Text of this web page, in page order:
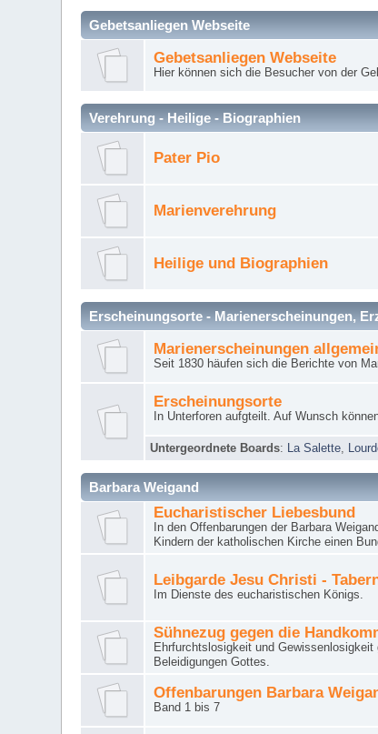
Gebetsanliegen Webseite
Gebetsanliegen Webseite
Hier können sich die Besucher von der
Verehrung - Heilige - Biographien
Pater Pio
Marienverehrung
Heilige und Biographien
Erscheinungsorte - Marienerscheinungen,
Marienerscheinungen
Seit 1830 häufen sich die Berichte von
Erscheinungsorte
In Unterforen aufgteilt. Auf Wunsch
Untergeordnete Boards: La Salette
Barbara Weigand
Eucharistischer Liebesbund
In den Offenbarungen der Barbara
Kindern der katholischen Kirche einen
Leibgarde Jesu Christi -
Im Dienste des eucharistischen Königs.
Sühnezug gegen die
Ehrfurchtslosigkeit und
Beleidigungen Gottes.
Offenbarungen Barbara
Band 1 bis 7